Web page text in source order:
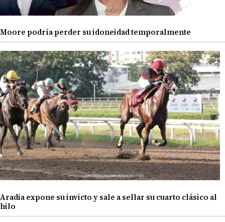
Moore podría perder su idoneidad temporalmente
Aradia expone su invicto y sale a sellar su cuarto clásico al
hilo